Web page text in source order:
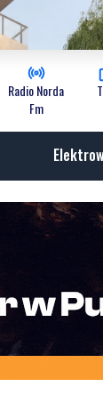
Radio Norda
Fm